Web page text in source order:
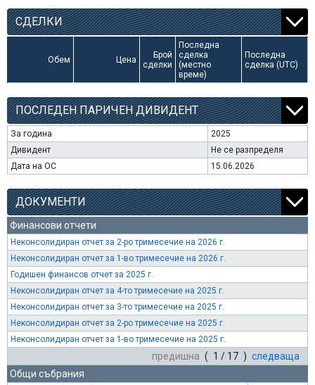
СДЕЛКИ
Обем Цена
Брой
сделки
Последна
сделка
(местно
време)
Последна
сделка (UTC)
ПОСЛЕДЕН ПАРИЧЕН ДИВИДЕНТ
За година
2025
Дивидент
Не се разпределя
Дата на ОС
15.06.2026
ДОКУМЕНТИ
Финансови отчети
Неконсолидиран отчет за 2-ро тримесечие на 2026 г.
Неконсолидиран отчет за 1-во тримесечие на 2026 г.
Годишен финансов отчет за 2025 г.
Неконсолидиран отчет за 4-то тримесечие на 2025 г.
Неконсолидиран отчет за 3-то тримесечие на 2025 г.
Неконсолидиран отчет за 2-ро тримесечие на 2025 г.
Неконсолидиран отчет за 1-во тримесечие на 2025 г.
предишна ( 1 / 17 ) следваща
Общи събрания